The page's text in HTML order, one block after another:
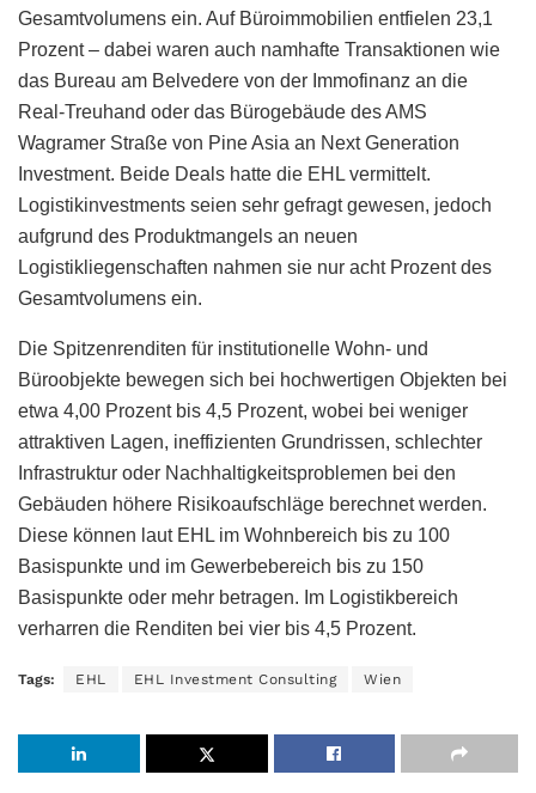
Gesamtvolumens ein. Auf Büroimmobilien entfielen 23,1
Prozent – dabei waren auch namhafte Transaktionen wie
das Bureau am Belvedere von der Immofinanz an die
Real-Treuhand oder das Bürogebäude des AMS
Wagramer Straße von Pine Asia an Next Generation
Investment. Beide Deals hatte die EHL vermittelt.
Logistikinvestments seien sehr gefragt gewesen, jedoch
aufgrund des Produktmangels an neuen
Logistikliegenschaften nahmen sie nur acht Prozent des
Gesamtvolumens ein.
Die Spitzenrenditen für institutionelle Wohn- und
Büroobjekte bewegen sich bei hochwertigen Objekten bei
etwa 4,00 Prozent bis 4,5 Prozent, wobei bei weniger
attraktiven Lagen, ineffizienten Grundrissen, schlechter
Infrastruktur oder Nachhaltigkeitsproblemen bei den
Gebäuden höhere Risikoaufschläge berechnet werden.
Diese können laut EHL im Wohnbereich bis zu 100
Basispunkte und im Gewerbebereich bis zu 150
Basispunkte oder mehr betragen. Im Logistikbereich
verharren die Renditen bei vier bis 4,5 Prozent.
Tags: EHL EHL Investment Consulting Wien